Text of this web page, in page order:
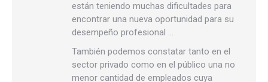
están teniendo muchas dificultades para
encontrar una nueva oportunidad para su
desempeño profesional …
También podemos constatar tanto en el
sector privado como en el público una no
menor cantidad de empleados cuya